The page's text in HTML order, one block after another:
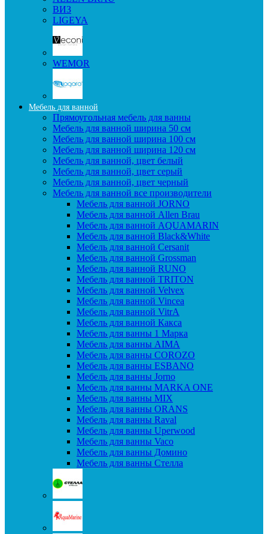
ВИЗ
LIGEYA
WEMOR
Мебель для ванной
Прямоугольная мебель для ванны
Мебель для ванной ширина 50 см
Мебель для ванной ширина 100 см
Мебель для ванной ширина 120 см
Мебель для ванной, цвет белый
Мебель для ванной, цвет серый
Мебель для ванной, цвет черный
Мебель для ванной все производители
Мебель для ванной JORNO
Мебель для ванной Allen Brau
Мебель для ванной AQUAMARIN
Мебель для ванной Black&White
Мебель для ванной Cersanit
Мебель для ванной Grossman
Мебель для ванной RUNO
Мебель для ванной TRITON
Мебель для ванной Velvex
Мебель для ванной Vincea
Мебель для ванной VitrA
Мебель для ванной Какса
Мебель для ванны 1 Марка
Мебель для ванны AIMA
Мебель для ванны COROZO
Мебель для ванны ESBANO
Мебель для ванны Jorno
Мебель для ванны MARKA ONE
Мебель для ванны MIX
Мебель для ванны ORANS
Мебель для ванны Raval
Мебель для ванны Uperwood
Мебель для ванны Vaco
Мебель для ванны Домино
Мебель для ванны Стелла